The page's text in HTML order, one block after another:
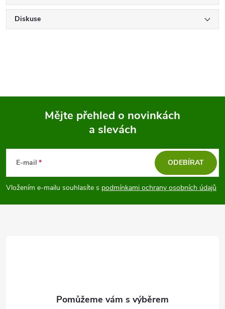
Diskuse
p
a
Mějte přehled o novinkách
a slevách
E-mail
Vložením e-mailu souhlasíte s podmínkami ochrany osobních údajů
ODEBÍRAT